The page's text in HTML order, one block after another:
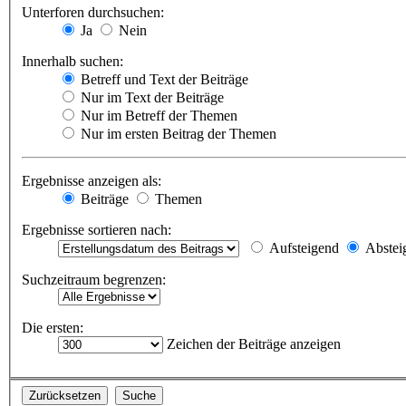
Unterforen durchsuchen:
Ja
Nein
Innerhalb suchen:
Betreff und Text der Beiträge
Nur im Text der Beiträge
Nur im Betreff der Themen
Nur im ersten Beitrag der Themen
Ergebnisse anzeigen als:
Beiträge
Themen
Ergebnisse sortieren nach:
Aufsteigend
Suchzeitraum begrenzen:
Die ersten:
Zeichen der Beiträge anzeigen